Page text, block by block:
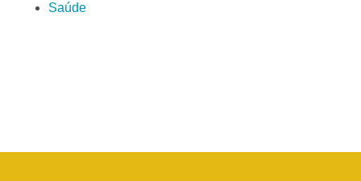
Saúde